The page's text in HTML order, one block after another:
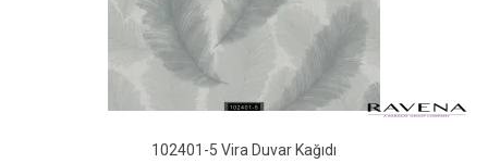
102401-5 Vira Duvar Kağıdı